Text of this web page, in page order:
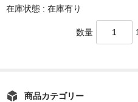
在庫状態 : 在庫有り
数量
商品カテゴリー